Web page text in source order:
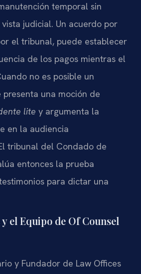
temporal sin
judicial. Un acuerdo por
el tribunal, puede establecer
de los pagos mientras el
no es posible un
una moción de
lite y argumenta la
en la audiencia
tribunal del Condado de
entonces la prueba
para dictar una
el Equipo de Of Counsel
y Fundador de Law Offices